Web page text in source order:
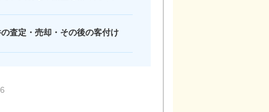
査定・売却・その後の客付け